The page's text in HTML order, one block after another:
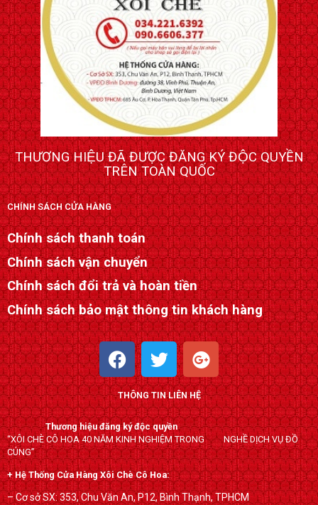
THƯƠNG HIỆU ĐÃ ĐƯỢC ĐĂNG KÝ ĐỘC QUYỀN
TRÊN TOÀN QUỐC
CHÍNH SÁCH CỬA HÀNG
Chính sách thanh toán
Chính sách vận chuyển
Chính sách đổi trả và hoàn tiền
Chính sách bảo mật thông tin khách hàng
F
a
c
e
b
o
o
k
T
w
i
t
t
e
r
G
o
o
g
l
e
-
p
l
THÔNG TIN LIÊN HỆ
Thương hiệu đăng ký độc quyền
“XÔI CHÈ CÔ HOA 40 NĂM KINH NGHIỆM TRONG NGHỀ DỊCH VỤ ĐỒ
CÚNG”
+ Hệ Thống Cửa Hàng Xôi Chè Cô Hoa:
– Cơ sở SX: 353, Chu Văn An, P12, Bình Thạnh, TPHCM